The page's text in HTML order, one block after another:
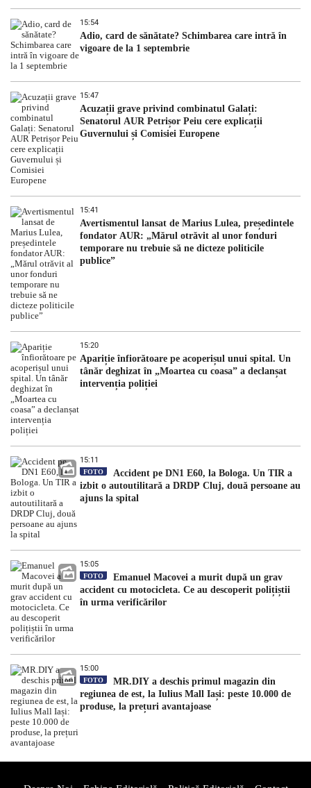
15:54
Adio, card de sănătate? Schimbarea care intră în
vigoare de la 1 septembrie
15:47
Acuzații grave privind combinatul Galați:
Senatorul AUR Petrișor Peiu cere explicații
Guvernului și Comisiei Europene
15:41
Avertismentul lansat de Marius Lulea, președintele
fondator AUR: „Mărul otrăvit al unor fonduri
temporare nu trebuie să ne dicteze politicile
publice”
15:20
Apariție înfiorătoare pe acoperișul unui spital. Un
tânăr deghizat în „Moartea cu coasa” a declanșat
intervenția poliției
15:11
FOTO
Accident pe DN1 E60, la Bologa. Un TIR a
izbit o autoutilitară a DRDP Cluj, două persoane au
ajuns la spital
15:05
FOTO
Emanuel Macovei a murit după un grav
accident cu motocicleta. Ce au descoperit polițiștii
în urma verificărilor
15:00
FOTO
MR.DIY a deschis primul magazin din
regiunea de est, la Iulius Mall Iași: peste 10.000 de
produse, la prețuri avantajoase